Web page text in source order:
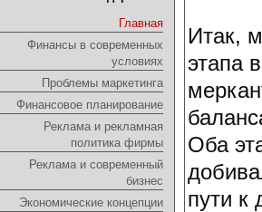
Главная
Финансы в современных
условиях
Проблемы маркетинга
Финансовое планирование
Реклама и рекламная
политика фирмы
Реклама и современный
бизнес
Экономические концепции
Итак,
этапа
Оба
пути к